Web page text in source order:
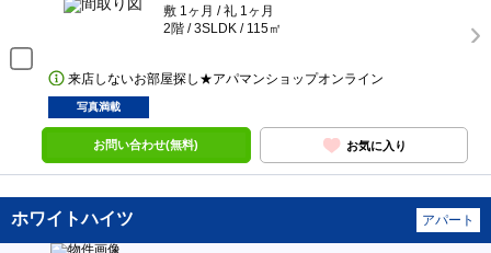
敷 1ヶ月 / 礼 1ヶ月
2階 / 3SLDK / 115㎡
来店しないお部屋探し★アパマンショップオンライン
写真満載
お問い合わせ(無料) お気に入り
ホワイトハイツ アパート